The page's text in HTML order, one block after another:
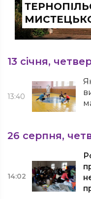
13 січня,
13:40
26 серпня,
14:02